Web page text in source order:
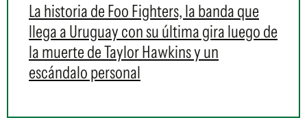
La historia de Foo Fighters, la banda que
llega a Uruguay con su última gira luego de
la muerte de Taylor Hawkins y un
escándalo personal